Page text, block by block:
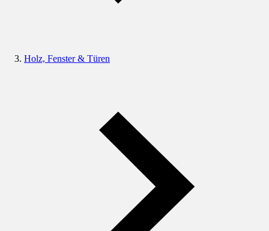
Holz, Fenster & Türen